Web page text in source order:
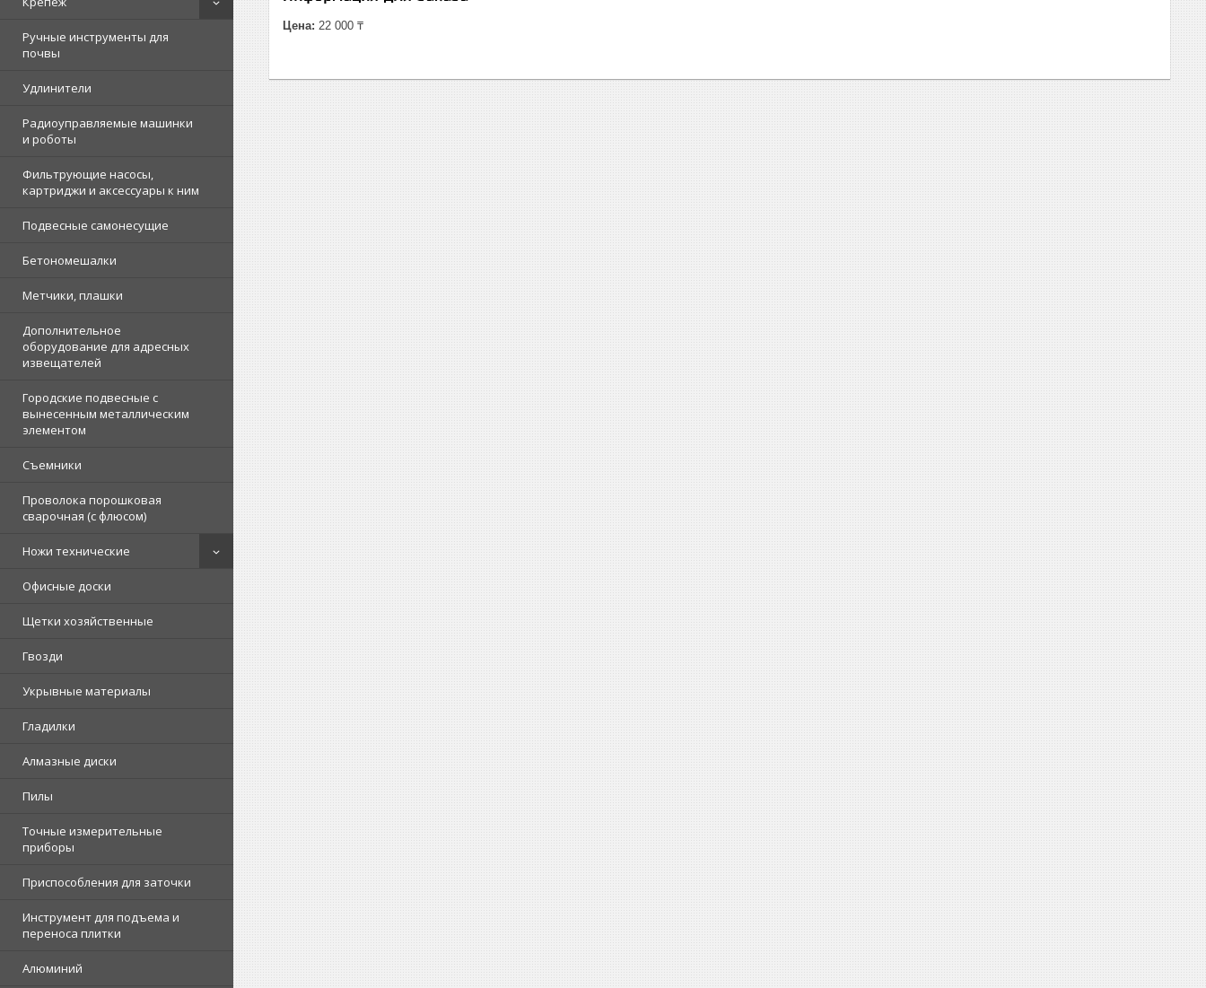
Ручные инструменты для
почвы
Удлинители
Радиоуправляемые машинки
и роботы
Фильтрующие насосы,
картриджи и аксессуары к ним
Подвесные самонесущие
Бетономешалки
Метчики, плашки
Дополнительное
оборудование для адресных
извещателей
Городские подвесные с
вынесенным металлическим
элементом
Съемники
Проволока порошковая
сварочная (с флюсом)
Ножи технические
Офисные доски
Щетки хозяйственные
Гвозди
Укрывные материалы
Гладилки
Алмазные диски
Пилы
Точные измерительные
приборы
Приспособления для заточки
Инструмент для подъема и
переноса плитки
Алюминий
Цена: 22 000 ₸